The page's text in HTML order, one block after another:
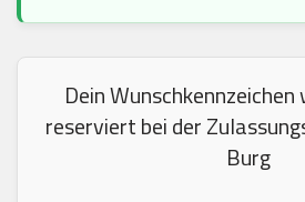
Dein
reserviert bei der
Burg